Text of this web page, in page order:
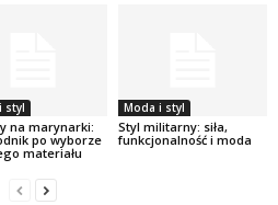
styl
na marynarki:
po wyborze
materiału
Moda i styl
Styl militarny: siła,
funkcjonalność i moda